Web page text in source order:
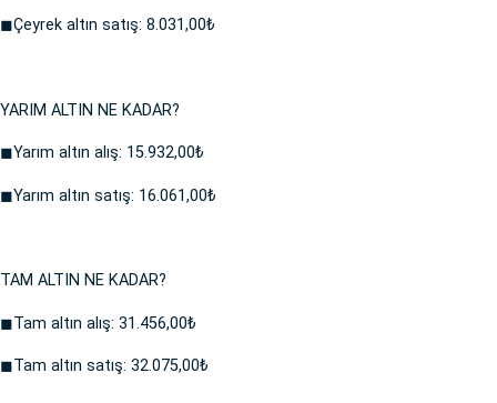
◼Çeyrek altın satış: 8.031,00₺
YARIM ALTIN NE KADAR?
◼Yarım altın alış: 15.932,00₺
◼Yarım altın satış: 16.061,00₺
TAM ALTIN NE KADAR?
◼Tam altın alış: 31.456,00₺
◼Tam altın satış: 32.075,00₺